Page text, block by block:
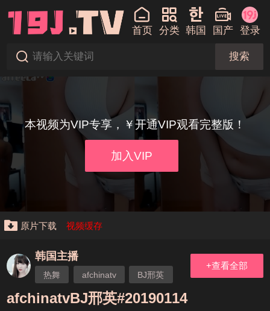
首页 分类 韩国 国产 登录
搜索
本视频为VIP专享，￥开通VIP观看完整版！
加入VIP
原片下载 视频缓存
韩国主播
热舞 afchinatv BJ邢英
+查看全部
afchinatvBJ邢英#20190114
本站大事件(19j网站发展历程)